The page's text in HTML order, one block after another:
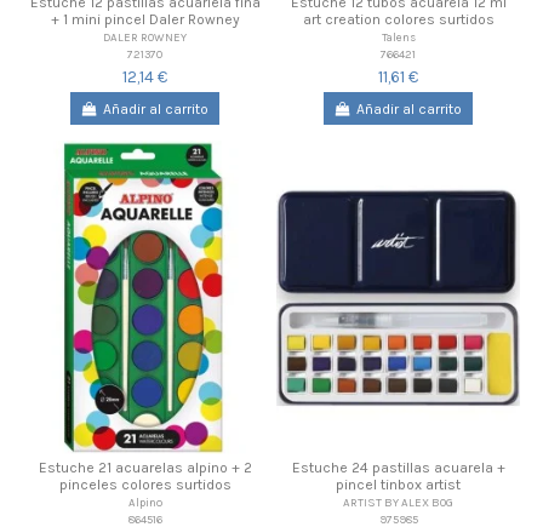
+ 1 mini pincel Daler Rowney
DALER ROWNEY
721370
12,14 €
Añadir al carrito
art creation colores surtidos
Talens
766421
11,61 €
Añadir al carrito
Estuche 21 acuarelas alpino + 2
pinceles colores surtidos
Alpino
864516
Estuche 24 pastillas acuarela +
pincel tinbox artist
ARTIST BY ALEX BOG
975985